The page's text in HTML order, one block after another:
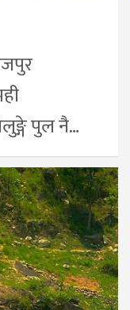
पुल नै…